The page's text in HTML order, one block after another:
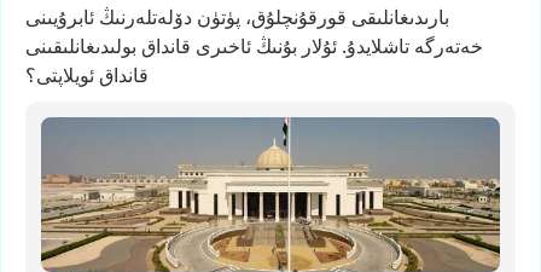
بارىدىغانلىقى قورقۇنچلۇق، پۈتۈن دۆلەتلەرنىڭ ئابرۇيىنى
خەتەرگە تاشلايدۇ. ئۇلار بۇنىڭ ئاخىرى قانداق بولىدىغانلىقىنى
قانداقئويلاپتى؟